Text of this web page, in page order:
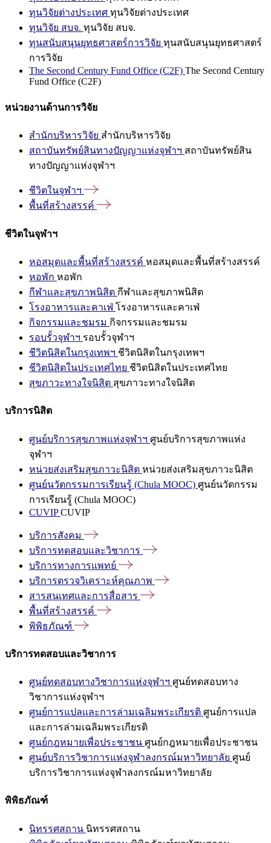
ทุนวิจัยต่างประเทศ ทุนวิจัยต่างประเทศ
ทุนวิจัย สบจ. ทุนวิจัย สบจ.
ทุนสนับสนุนยุทธศาสตร์การวิจัย ทุนสนับสนุนยุทธศาสตร์
การวิจัย
The Second Century Fund Office (C2F) The Second Century
Fund Office (C2F)
หน่วยงานด้านการวิจัย
สำนักบริหารวิจัย สำนักบริหารวิจัย
สถาบันทรัพย์สินทางปัญญาแห่งจุฬาฯ สถาบันทรัพย์สิน
ทางปัญญาแห่งจุฬาฯ
ชีวิตในจุฬาฯ
พื้นที่สร้างสรรค์
ชีวิตในจุฬาฯ
หอสมุดและพื้นที่สร้างสรรค์ หอสมุดและพื้นที่สร้างสรรค์
หอพัก หอพัก
กีฬาและสุขภาพนิสิต กีฬาและสุขภาพนิสิต
โรงอาหารและคาเฟ่ โรงอาหารและคาเฟ่
กิจกรรมและชมรม กิจกรรมและชมรม
รอบรั้วจุฬาฯ รอบรั้วจุฬาฯ
ชีวิตนิสิตในกรุงเทพฯ ชีวิตนิสิตในกรุงเทพฯ
ชีวิตนิสิตในประเทศไทย ชีวิตนิสิตในประเทศไทย
สุขภาวะทางใจนิสิต สุขภาวะทางใจนิสิต
บริการนิสิต
ศูนย์บริการสุขภาพแห่งจุฬาฯ ศูนย์บริการสุขภาพแห่ง
จุฬาฯ
หน่วยส่งเสริมสุขภาวะนิสิต หน่วยส่งเสริมสุขภาวะนิสิต
ศูนย์นวัตกรรมการเรียนรู้ (Chula MOOC) ศูนย์นวัตกรรม
การเรียนรู้ (Chula MOOC)
CUVIPCUVIP
บริการสังคม
บริการทดสอบและวิชาการ
บริการทางการแพทย์
บริการตรวจวิเคราะห์คุณภาพ
สารสนเทศและการสื่อสาร
พื้นที่สร้างสรรค์
พิพิธภัณฑ์
บริการทดสอบและวิชาการ
ศูนย์ทดสอบทางวิชาการแห่งจุฬาฯ ศูนย์ทดสอบทาง
วิชาการแห่งจุฬาฯ
ศูนย์การแปลและการล่ามเฉลิมพระเกียรติ ศูนย์การแปล
และการล่ามเฉลิมพระเกียรติ
ศูนย์กฎหมายเพื่อประชาชน ศูนย์กฎหมายเพื่อประชาชน
ศูนย์บริการวิชาการแห่งจุฬาลงกรณ์มหาวิทยาลัย ศูนย์
บริการวิชาการแห่งจุฬาลงกรณ์มหาวิทยาลัย
พิพิธภัณฑ์
นิทรรศสถาน นิทรรศสถาน